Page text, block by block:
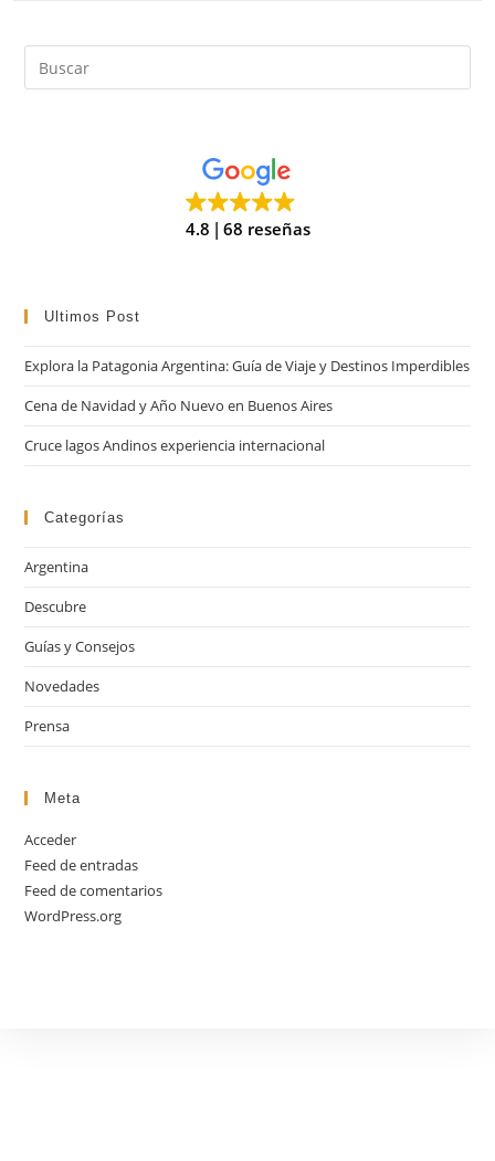
4.8 68 reseñas
Ultimos Post
Explora la Patagonia Argentina: Guía de Viaje y Destinos Imperdibles
Cena de Navidad y Año Nuevo en Buenos Aires
Cruce lagos Andinos experiencia internacional
Categorías
Argentina
Descubre
Guías y Consejos
Novedades
Prensa
Meta
Acceder
Feed de entradas
Feed de comentarios
WordPress.org